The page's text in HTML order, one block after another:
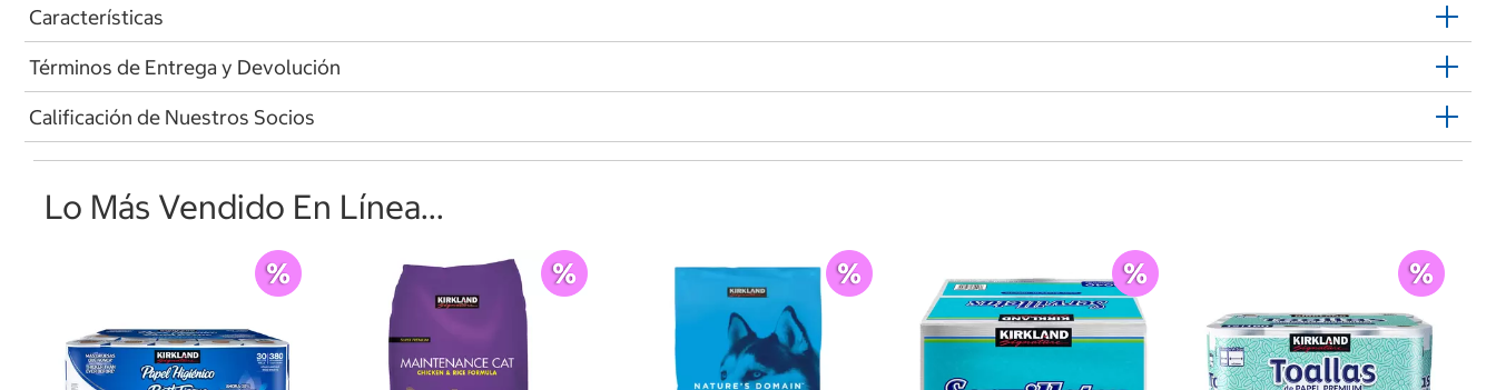
Características
Términos de Entrega y Devolución
Calificación de Nuestros Socios
Lo Más Vendido En Línea...